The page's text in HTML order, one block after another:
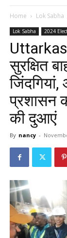
Home Lok Sabha
Lok Sabha 2024
सुरक्षित
प्रशासन
की दुआएं
By nancy -